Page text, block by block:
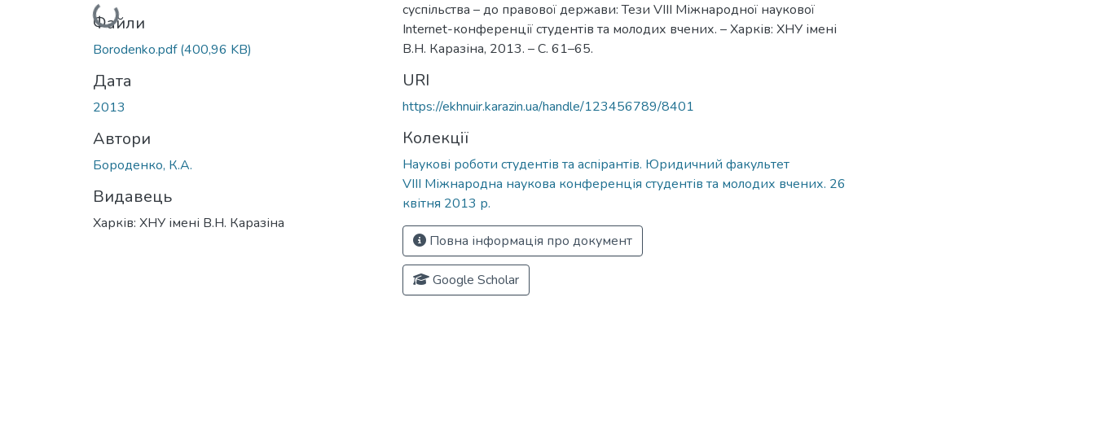
Вантажиться...
Файли
Borodenko.pdf(400,96 KB)
Дата
2013
Автори
Бороденко, К.А.
Видавець
Харків: ХНУ імені В.Н. Каразіна
суспільства – до правової держави: Тези VIІI Міжнародної наукової
Internet-конференції студентів та молодих вчених. – Харків: ХНУ імені
В.Н. Каразіна, 2013. – С. 61–65.
URI
https://ekhnuir.karazin.ua/handle/123456789/8401
Колекції
Наукові роботи студентів та аспірантів. Юридичний факультет
VIII Міжнародна наукова конференція студентів та молодих вчених. 26
квітня 2013 р.
Повна інформація про документ
Google Scholar